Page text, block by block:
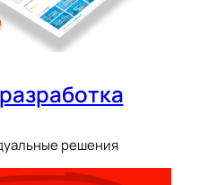
решения